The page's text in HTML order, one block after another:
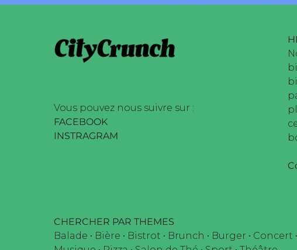
Vous pouvez nous suivre sur :
FACEBOOK
INSTRAGRAM
CHERCHER PAR THEMES
Balade • Bière • Bistrot • Brunch • Burger • Concert •